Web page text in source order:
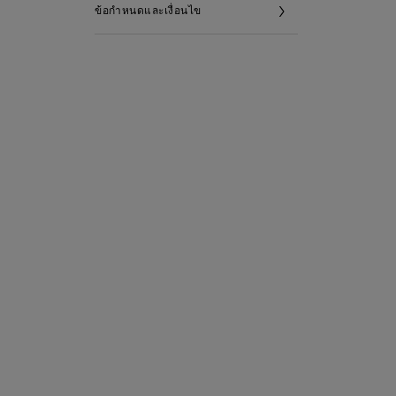
ข้อกำหนดและเงื่อนไข